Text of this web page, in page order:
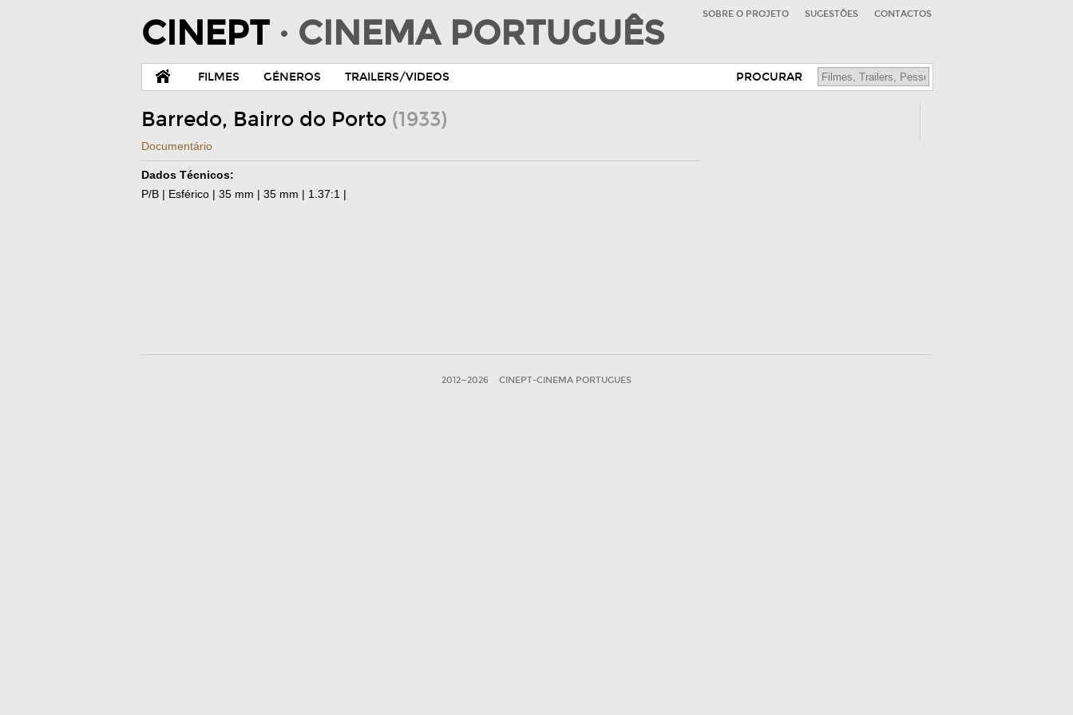
CINEPT · CINEMA PORTUGUÊS SOBRE O PROJETO SUGESTÕES CONTACTOS
FILMES GÉNEROS TRAILERS/VIDEOS PROCURAR
Barredo, Bairro do Porto (1933)
Documentário
Dados Técnicos:
P/B | Esférico | 35 mm | 35 mm | 1.37:1 |
2012—2026 CINEPT-CINEMA PORTUGUES